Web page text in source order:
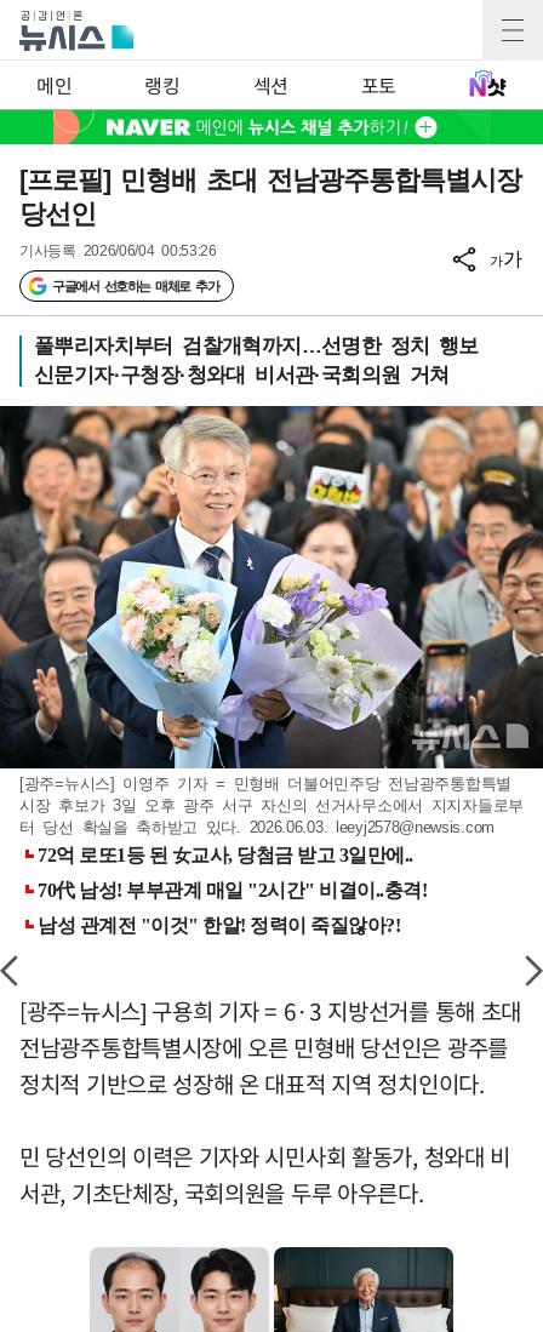
메인 랭킹 섹션 포토
[프로필] 민형배 초대 전남광주통합특별시장
당선인
기사등록 2026/06/04 00:53:26
구글에서 선호하는 매체로 추가
가가
풀뿌리자치부터 검찰개혁까지…선명한 정치 행보
신문기자·구청장·청와대 비서관·국회의원 거쳐
[광주=뉴시스] 이영주 기자 = 민형배 더불어민주당 전남광주통합특별
시장 후보가 3일 오후 광주 서구 자신의 선거사무소에서 지지자들로부
터 당선 확실을 축하받고 있다. 2026.06.03. leeyj2578@newsis.com
[광주=뉴시스] 구용희 기자 = 6·3 지방선거를 통해 초대
전남광주통합특별시장에 오른 민형배 당선인은 광주를
정치적 기반으로 성장해 온 대표적 지역 정치인이다.
민 당선인의 이력은 기자와 시민사회 활동가, 청와대 비
서관, 기초단체장, 국회의원을 두루 아우른다.